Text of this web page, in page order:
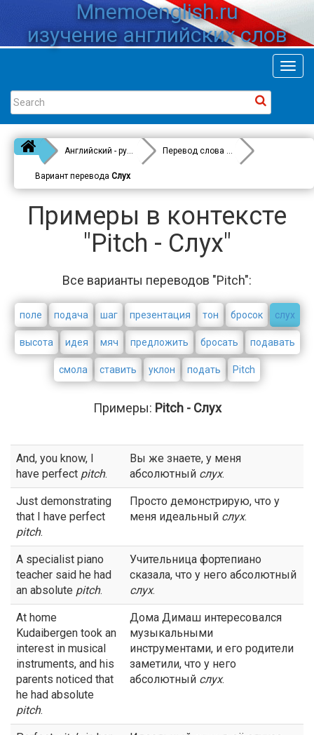
Mnemoenglish.ru
изучение английских слов
Английский - русский Перевод слова
Pitch
Вариант перевода Слух
Примеры в контексте
"Pitch - Слух"
Все варианты переводов "Pitch":
поле подача шаг презентация тон бросок слух
высота идея мяч предложить бросать подавать
смола ставить уклон подать Pitch
Примеры: Pitch - Слух
And, you know, I
have perfect pitch.
Вы же знаете, у меня
абсолютный слух.
Just demonstrating
that I have perfect
pitch.
Просто демонстрирую, что у
меня идеальный слух.
A specialist piano
teacher said he had
an absolute pitch.
Учительница фортепиано
сказала, что у него абсолютный
слух.
At home
Kudaibergen took an
interest in musical
instruments, and his
parents noticed that
he had absolute
pitch.
Дома Димаш интересовался
музыкальными
инструментами, и его родители
заметили, что у него
абсолютный слух.